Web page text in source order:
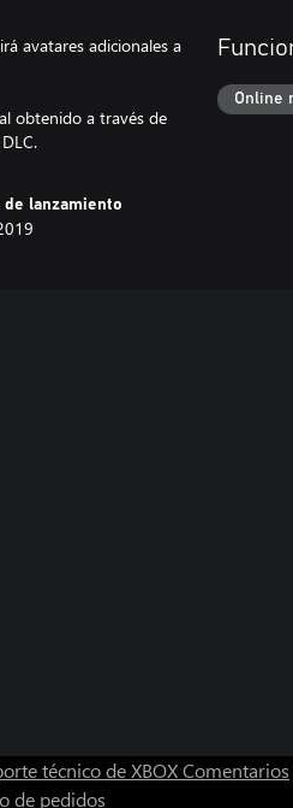
avatares adicionales a
obtenido a través de
de lanzamiento
Online
técnico de XBOXComentarios
de pedidos